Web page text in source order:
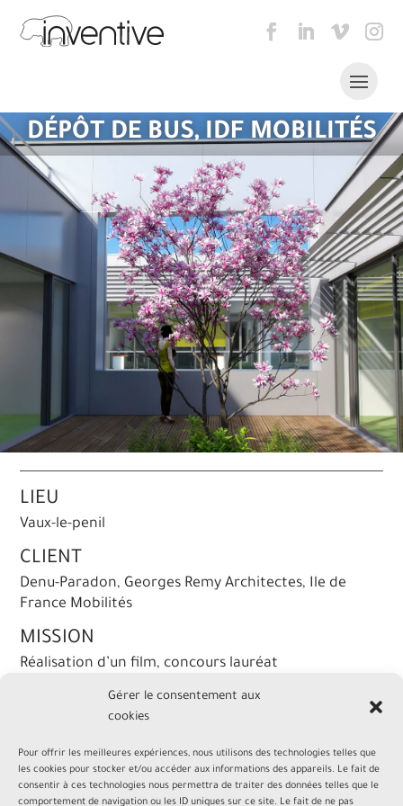
Gérer le consentement aux
cookies
Pour offrir les meilleures expériences, nous utilisons des technologies telles que
les cookies pour stocker et/ou accéder aux informations des appareils. Le fait de
consentir à ces technologies nous permettra de traiter des données telles que le
comportement de navigation ou les ID uniques sur ce site. Le fait de ne pas
DÉPÔT DE BUS, IDF MOBILITÉS
LIEU
Vaux-le-penil
CLIENT
Denu-Paradon, Georges Remy Architectes, Ile de
France Mobilités
MISSION
Réalisation d’un film, concours lauréat